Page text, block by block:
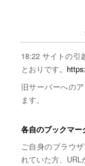
18:22 サイトの引
とおりです。
旧サーバーへの
ます。
各自のブックマ
ご自身のブラウ
れていた方、URL